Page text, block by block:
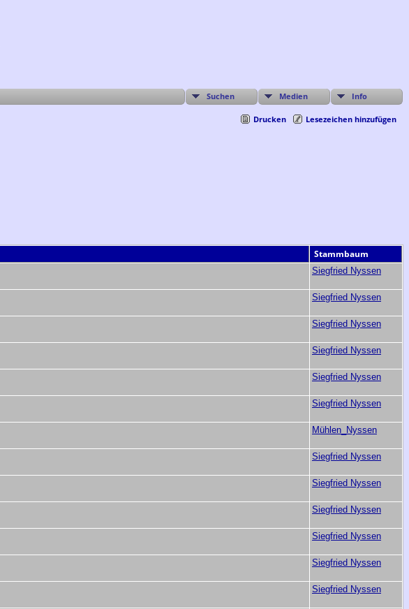
Suchen Medien Info
Drucken Lesezeichen hinzufügen
Stammbaum
Siegfried Nyssen
Siegfried Nyssen
Siegfried Nyssen
Siegfried Nyssen
Siegfried Nyssen
Siegfried Nyssen
Mühlen_Nyssen
Siegfried Nyssen
Siegfried Nyssen
Siegfried Nyssen
Siegfried Nyssen
Siegfried Nyssen
Siegfried Nyssen